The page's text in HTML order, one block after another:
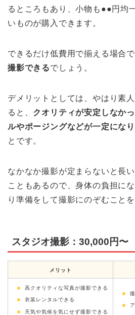
るところもあり、小物も●●円均
いものが購入できます。
できるだけ低費用で揃える場合で
撮影できるでしょう。
デメリットとしては、やはり素
ると、 クオリティが安定しなか
ルやポージングなどが一定にな
とです。
なかなか撮影が定まらないと長
こともあるので、身体の負担に
り準備をして撮影にのぞむこと
スタジオ撮影：30,000円〜
メリット
高クオリティな写真が撮影できる
衣装レンタルできる
天気や気候を気にせず撮影できる